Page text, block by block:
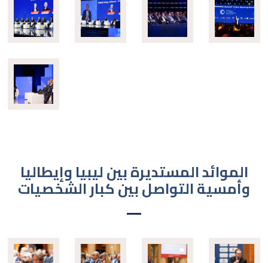
الموائد المستديرة بين ليبيا وإيطاليا
وأمسية التواصل بين كبار الشخصيات